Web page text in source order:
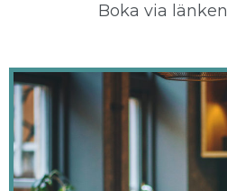
Boka via länken